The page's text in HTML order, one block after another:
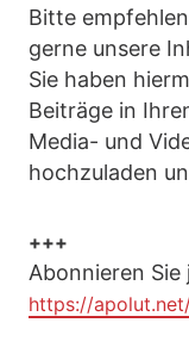
Bitte
gerne unsere
Sie haben
Beiträge in
Media- und
hochzuladen
+++
Abonnieren
https://